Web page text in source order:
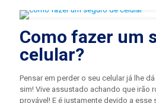
Como fazer um
celular?
Pensar em perder o seu celular já lhe
sim! Vive assustado achando que irão
provável! E é justamente devido a